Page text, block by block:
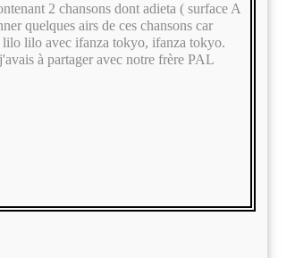
2 chansons dont adieta ( surface A
quelques airs de ces chansons car
lilo lilo avec ifanza tokyo, ifanza tokyo.
à partager avec notre frère PAL